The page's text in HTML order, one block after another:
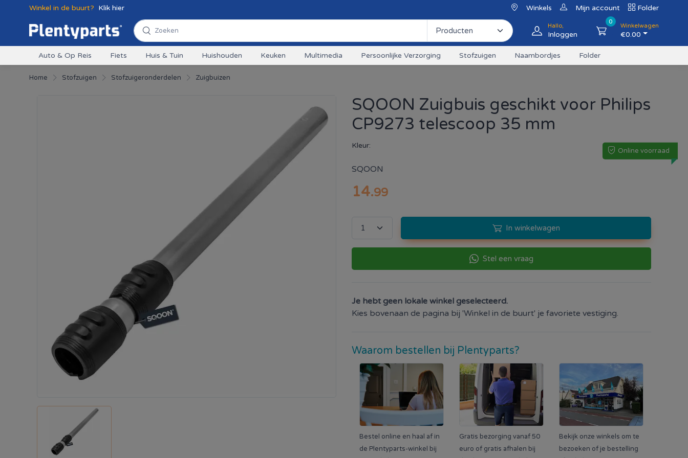
Winkel in de buurt? Klik hier Winkels Mijn account Folder
Hallo,
Inloggen
0
Winkelwagen
€0.00
Auto & Op Reis Fiets Huis & Tuin Huishouden Keuken Multimedia Persoonlijke Verzorging Stofzuigen Naambordjes Folder
Home Stofzuigen Stofzuigeronderdelen Zuigbuizen
SQOON Zuigbuis geschikt voor Philips
CP9273 telescoop 35 mm
Kleur:
Online voorraad
SQOON
14.99
In winkelwagen
Stel een vraag
Je hebt geen lokale winkel geselecteerd.
Kies bovenaan de pagina bij 'Winkel in de buurt' je favoriete vestiging.
Waarom bestellen bij Plentyparts?
Bestel online en haal af in
de Plentyparts-winkel bij
Gratis bezorging vanaf 50
euro of gratis afhalen bij
Bekijk onze winkels om te
bezoeken of je bestelling